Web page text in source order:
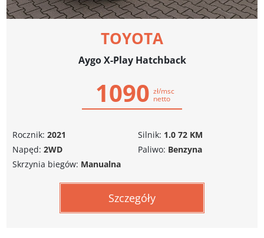
TOYOTA
Aygo X-Play Hatchback
1090 zł/msc
netto
Rocznik: 2021
Napęd: 2WD
Silnik: 1.0 72 KM
Paliwo: Benzyna
Skrzynia biegów: Manualna
Szczegóły